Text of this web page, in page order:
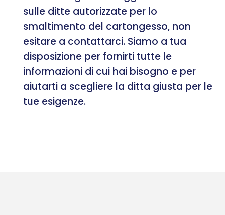
sulle ditte autorizzate per lo
smaltimento del cartongesso, non
esitare a contattarci. Siamo a tua
disposizione per fornirti tutte le
informazioni di cui hai bisogno e per
aiutarti a scegliere la ditta giusta per le
tue esigenze.